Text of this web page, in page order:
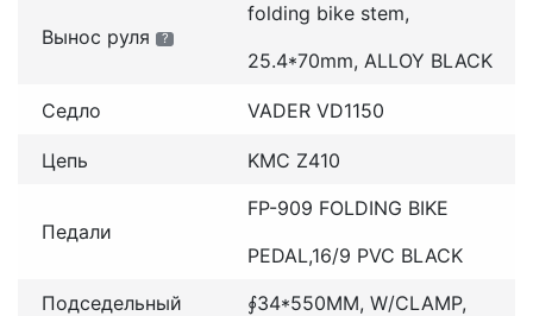
Вынос руля ?
folding bike stem,
25.4*70mm, ALLOY BLACK
Седло VADER VD1150
Цепь KMC Z410
Педали
FP-909 FOLDING BIKE
PEDAL,16/9 PVC BLACK
Подседельный
∮34*550MM, W/CLAMP,